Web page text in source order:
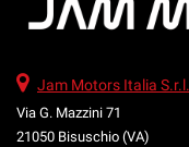
Jam Motors Italia S.r.l.
Via G. Mazzini 71
21050 Bisuschio (VA)